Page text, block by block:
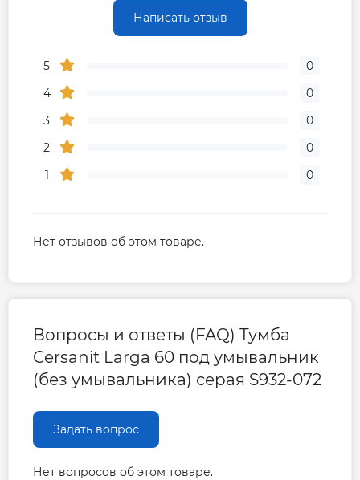
Написать отзыв
5
0
4
0
3
0
2
0
1
0
Нет отзывов об этом товаре.
Вопросы и ответы (FAQ) Тумба
Cersanit Larga 60 под умывальник
(без умывальника) серая S932-072
Задать вопрос
Нет вопросов об этом товаре.